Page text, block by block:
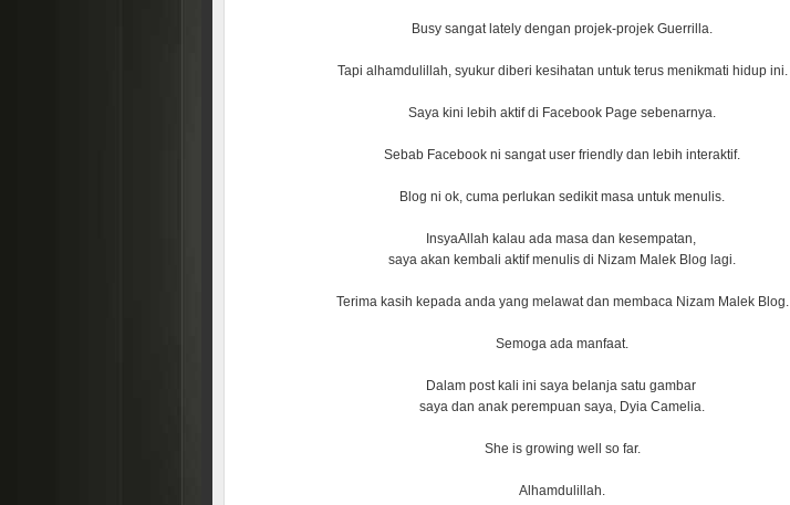
Busy sangat lately dengan projek-projek Guerrilla.
Tapi alhamdulillah, syukur diberi kesihatan untuk terus menikmati hidup ini.
Saya kini lebih aktif di Facebook Page sebenarnya.
Sebab Facebook ni sangat user friendly dan lebih interaktif.
Blog ni ok, cuma perlukan sedikit masa untuk menulis.
InsyaAllah kalau ada masa dan kesempatan,
saya akan kembali aktif menulis di Nizam Malek Blog lagi.
Terima kasih kepada anda yang melawat dan membaca Nizam Malek Blog.
Semoga ada manfaat.
Dalam post kali ini saya belanja satu gambar
saya dan anak perempuan saya, Dyia Camelia.
She is growing well so far.
Alhamdulillah.